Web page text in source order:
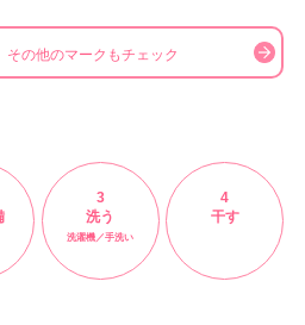
その他のマークもチェック
3
洗う
洗濯機／手洗い
4
干す